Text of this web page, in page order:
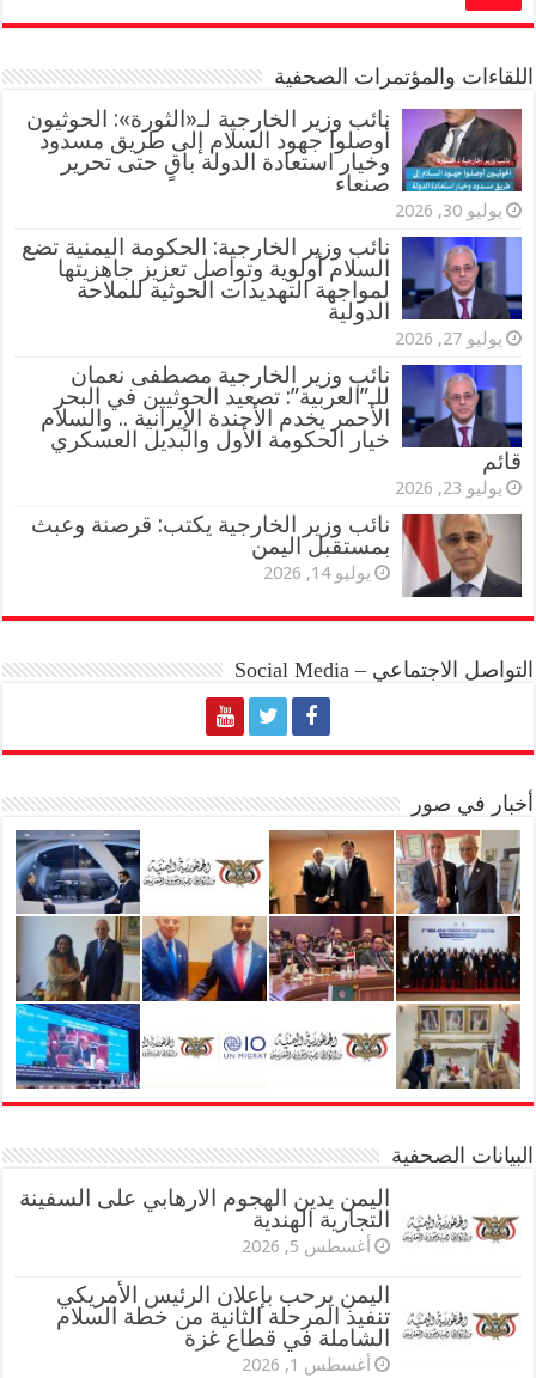
اللقاءات والمؤتمرات الصحفية
‏نائب وزير الخارجية لـ«الثورة»: الحوثيون
أوصلوا جهود السلام إلى طريق مسدود
وخيار استعادة الدولة باقٍ حتى تحرير
صنعاء
يوليو 30, 2026
نائب وزير الخارجية: الحكومة اليمنية تضع
السلام أولوية وتواصل تعزيز جاهزيتها
لمواجهة التهديدات الحوثية للملاحة
الدولية
يوليو 27, 2026
نائب وزير الخارجية مصطفى نعمان
للـ”العربية”: تصعيد الحوثيين في البحر
الأحمر يخدم الأجندة الإيرانية .. والسلام
خيار الحكومة الأول والبديل العسكري
قائم
يوليو 23, 2026
نائب وزير الخارجية يكتب: قرصنة وعبث
بمستقبل اليمن
يوليو 14, 2026
التواصل الاجتماعي – Social Media
أخبار في صور
البيانات الصحفية
اليمن يدين الهجوم الارهابي على السفينة
التجارية الهندية
أغسطس 5, 2026
اليمن يرحب بإعلان الرئيس الأمريكي
تنفيذ المرحلة الثانية من خطة السلام
الشاملة في قطاع غزة
أغسطس 1, 2026